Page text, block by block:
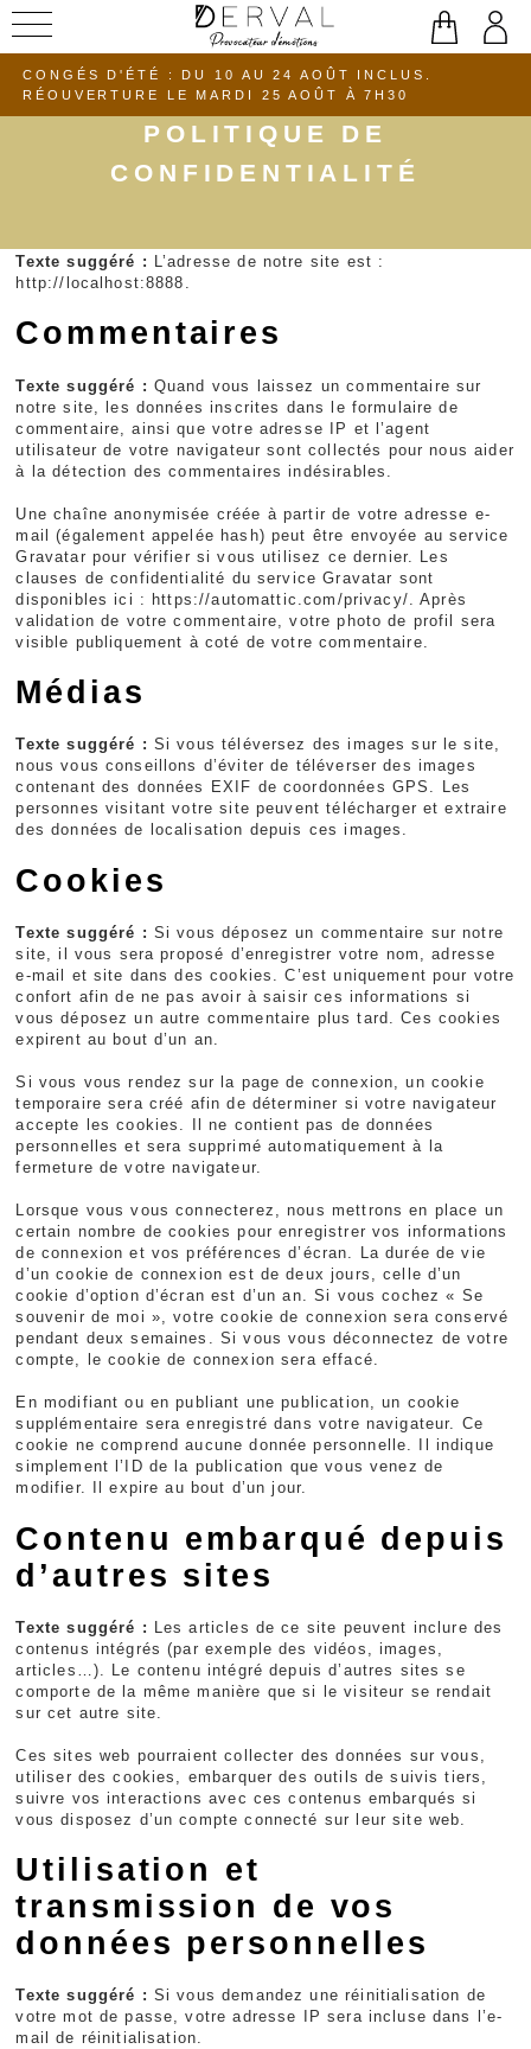
Aller
au
contenu
CONGÉS D'ÉTÉ : DU 10 AU 24 AOÛT INCLUS.
RÉOUVERTURE LE MARDI 25 AOÛT À 7H30
POLITIQUE DE
CONFIDENTIALITÉ
Texte suggéré : L’adresse de notre site est :
http://localhost:8888.
Commentaires
Texte suggéré : Quand vous laissez un commentaire sur
notre site, les données inscrites dans le formulaire de
commentaire, ainsi que votre adresse IP et l’agent
utilisateur de votre navigateur sont collectés pour nous aider
à la détection des commentaires indésirables.
Une chaîne anonymisée créée à partir de votre adresse e-
mail (également appelée hash) peut être envoyée au service
Gravatar pour vérifier si vous utilisez ce dernier. Les
clauses de confidentialité du service Gravatar sont
disponibles ici : https://automattic.com/privacy/. Après
validation de votre commentaire, votre photo de profil sera
visible publiquement à coté de votre commentaire.
Médias
Texte suggéré : Si vous téléversez des images sur le site,
nous vous conseillons d’éviter de téléverser des images
contenant des données EXIF de coordonnées GPS. Les
personnes visitant votre site peuvent télécharger et extraire
des données de localisation depuis ces images.
Cookies
Texte suggéré : Si vous déposez un commentaire sur notre
site, il vous sera proposé d’enregistrer votre nom, adresse
e-mail et site dans des cookies. C’est uniquement pour votre
confort afin de ne pas avoir à saisir ces informations si
vous déposez un autre commentaire plus tard. Ces cookies
expirent au bout d’un an.
Si vous vous rendez sur la page de connexion, un cookie
temporaire sera créé afin de déterminer si votre navigateur
accepte les cookies. Il ne contient pas de données
personnelles et sera supprimé automatiquement à la
fermeture de votre navigateur.
Lorsque vous vous connecterez, nous mettrons en place un
certain nombre de cookies pour enregistrer vos informations
de connexion et vos préférences d’écran. La durée de vie
d’un cookie de connexion est de deux jours, celle d’un
cookie d’option d’écran est d’un an. Si vous cochez « Se
souvenir de moi », votre cookie de connexion sera conservé
pendant deux semaines. Si vous vous déconnectez de votre
compte, le cookie de connexion sera effacé.
En modifiant ou en publiant une publication, un cookie
supplémentaire sera enregistré dans votre navigateur. Ce
cookie ne comprend aucune donnée personnelle. Il indique
simplement l’ID de la publication que vous venez de
modifier. Il expire au bout d’un jour.
Contenu embarqué depuis
d’autres sites
Texte suggéré :
Les articles de ce site peuvent inclure des
contenus intégrés (par exemple des vidéos, images,
articles…). Le contenu intégré depuis d’autres sites se
comporte de la même manière que si le visiteur se rendait
sur cet autre site.
Ces sites web pourraient collecter des données sur vous,
utiliser des cookies, embarquer des outils de suivis tiers,
suivre vos interactions avec ces contenus embarqués si
vous disposez d’un compte connecté sur leur site web.
Utilisation et
transmission de vos
données personnelles
Texte suggéré : Si vous demandez une réinitialisation de
votre mot de passe, votre adresse IP sera incluse dans l’e-
mail de réinitialisation.